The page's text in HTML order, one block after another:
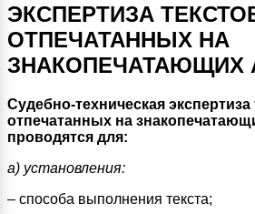
ЭКСПЕРТИЗА
ОТПЕЧАТАННЫХ НА
ЗНАКОПЕЧАТАЮЩИХ
Судебно-техническая экспертиза
отпечатанных на
проводятся для:
а) установления:
– способа выполнения текста;